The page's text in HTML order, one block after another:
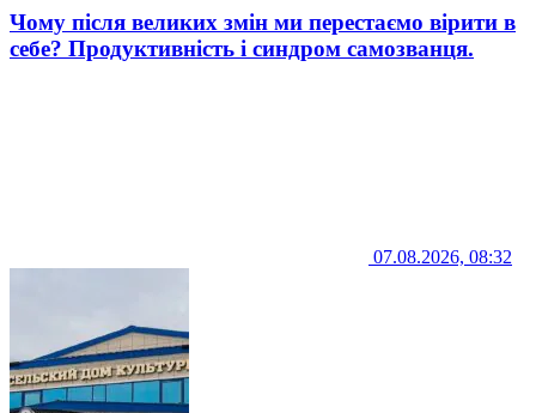
Чому після великих змін ми перестаємо вірити в
себе? Продуктивність і синдром самозванця.
07.08.2026, 08:32